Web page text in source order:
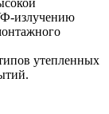
излучению
утепленных